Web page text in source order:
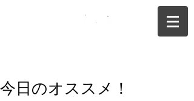
今日のオススメ！